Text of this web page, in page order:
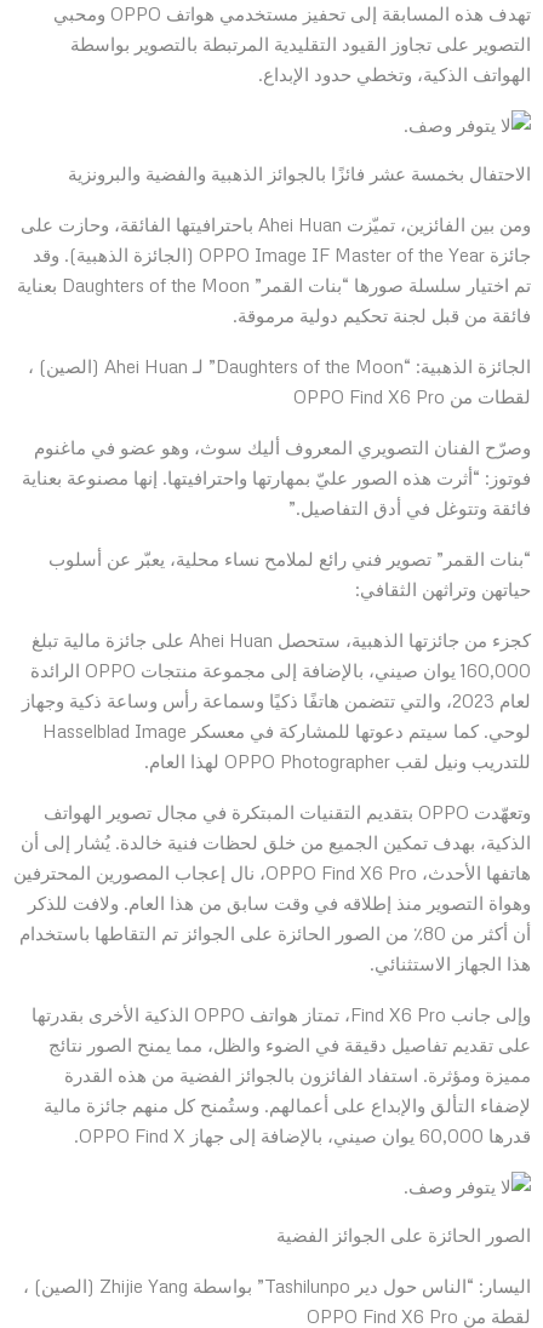
تهدف هذه المسابقة إلى تحفيز مستخدمي هواتف OPPO ومحبي
التصوير على تجاوز القيود التقليدية المرتبطة بالتصوير بواسطة
الهواتف الذكية، وتخطي حدود الإبداع.
الاحتفال بخمسة عشر فائزًا بالجوائز الذهبية والفضية والبرونزية
ومن بين الفائزين، تميّزت Ahei Huan باحترافيتها الفائقة، وحازت على
جائزة OPPO Image IF Master of the Year (الجائزة الذهبية). وقد
تم اختيار سلسلة صورها “بنات القمر” Daughters of the Moon بعناية
فائقة من قبل لجنة تحكيم دولية مرموقة.
الجائزة الذهبية: “Daughters of the Moon” لـ Ahei Huan (الصين) ،
لقطات من OPPO Find X6 Pro
وصرّح الفنان التصويري المعروف أليك سوث، وهو عضو في ماغنوم
فوتوز: “أثرت هذه الصور عليّ بمهارتها واحترافيتها. إنها مصنوعة بعناية
فائقة وتتوغل في أدق التفاصيل.”
“بنات القمر” تصوير فني رائع لملامح نساء محلية، يعبّر عن أسلوب
حياتهن وتراثهن الثقافي:
كجزء من جائزتها الذهبية، ستحصل Ahei Huan على جائزة مالية تبلغ
160,000 يوان صيني، بالإضافة إلى مجموعة منتجات OPPO الرائدة
لعام 2023، والتي تتضمن هاتفًا ذكيًا وسماعة رأس وساعة ذكية وجهاز
لوحي. كما سيتم دعوتها للمشاركة في معسكر Hasselblad Image
للتدريب ونيل لقب OPPO Photographer لهذا العام.
وتعهّدت OPPO بتقديم التقنيات المبتكرة في مجال تصوير الهواتف
الذكية، بهدف تمكين الجميع من خلق لحظات فنية خالدة. يُشار إلى أن
هاتفها الأحدث، OPPO Find X6 Pro، نال إعجاب المصورين المحترفين
وهواة التصوير منذ إطلاقه في وقت سابق من هذا العام. ولافت للذكر
أن أكثر من 80٪ من الصور الحائزة على الجوائز تم التقاطها باستخدام
هذا الجهاز الاستثنائي.
وإلى جانب Find X6 Pro، تمتاز هواتف OPPO الذكية الأخرى بقدرتها
على تقديم تفاصيل دقيقة في الضوء والظل، مما يمنح الصور نتائج
مميزة ومؤثرة. استفاد الفائزون بالجوائز الفضية من هذه القدرة
لإضفاء التألق والإبداع على أعمالهم. وستُمنح كل منهم جائزة مالية
قدرها 60,000 يوان صيني، بالإضافة إلى جهاز OPPO Find X.
الصور الحائزة على الجوائز الفضية
اليسار: “الناس حول دير Tashilunpo” بواسطة Zhijie Yang (الصين) ،
لقطة من OPPO Find X6 Pro